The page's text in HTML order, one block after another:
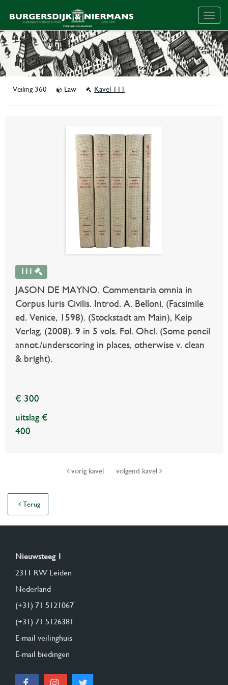
Veiling 360 Law Kavel 111
111
JASON DE MAYNO. Commentaria omnia in
Corpus Iuris Civilis. Introd. A. Belloni. (Facsimile
ed. Venice, 1598). (Stockstadt am Main), Keip
Verlag, (2008). 9 in 5 vols. Fol. Ohcl. (Some pencil
annot./underscoring in places, otherwise v. clean
& bright).
€ 300
uitslag €
400
vorig kavel volgend kavel
Terug
Nieuwsteeg 1
2311 RW Leiden
Nederland
(+31) 71 5121067
(+31) 71 5126381
E-mail veilinghuis
E-mail biedingen